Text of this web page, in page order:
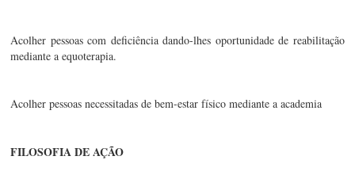
Acolher pessoas com deficiência dando-lhes oportunidade de reabilitação
mediante a equoterapia.
Acolher pessoas necessitadas de bem-estar físico mediante a academia
FILOSOFIA DE AÇÃO